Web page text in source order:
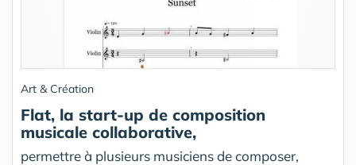
Art & Création
Flat, la start-up de composition
musicale collaborative,
permettre à plusieurs musiciens de composer,